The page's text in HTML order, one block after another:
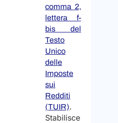
comma 2,
lettera f-
bis del
Testo
Unico
delle
Imposte
sui
Redditi
(TUIR).
Stabilisce